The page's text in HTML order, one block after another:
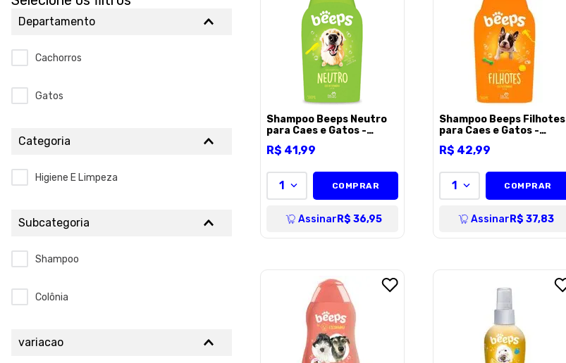
Departamento
Cachorros
Gatos
Categoria
Higiene E Limpeza
Subcategoria
Shampoo
Colônia
variacao
Shampoo Beeps Neutro
para Caes e Gatos -
R$ 41,99
1 COMPRAR
Assinar R$ 36,95
Shampoo Beeps Filhotes
para Caes e Gatos -
R$ 42,99
1 COMPRAR
Assinar R$ 37,83